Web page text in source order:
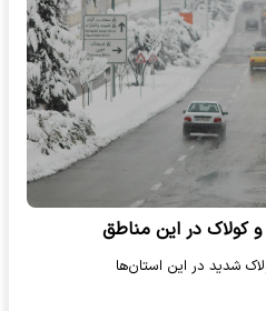
کولاک در این مناطق
شدید در این استان‌ها